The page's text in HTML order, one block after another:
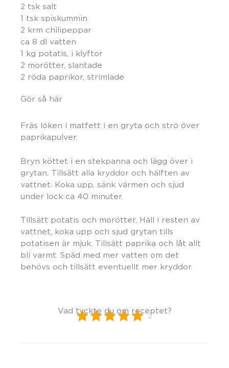
2 tsk salt
1 tsk spiskummin
2 krm chilipeppar
ca 8 dl vatten
1 kg potatis, i klyftor
2 morötter, slantade
2 röda paprikor, strimlade
Gör så här
Fräs löken i matfett i en gryta och strö över
paprikapulver.
Bryn köttet i en stekpanna och lägg över i
grytan. Tillsätt alla kryddor och hälften av
vattnet. Koka upp, sänk värmen och sjud
under lock ca 40 minuter.
Tillsätt potatis och morötter. Häll i resten av
vattnet, koka upp och sjud grytan tills
potatisen är mjuk. Tillsätt paprika och låt allt
bli varmt. Späd med mer vatten om det
behövs och tillsätt eventuellt mer kryddor.
Vad tyckte du om receptet?
2